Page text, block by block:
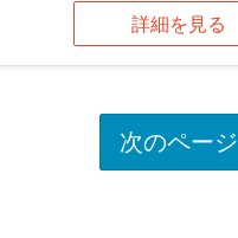
詳細を見る
次のページ